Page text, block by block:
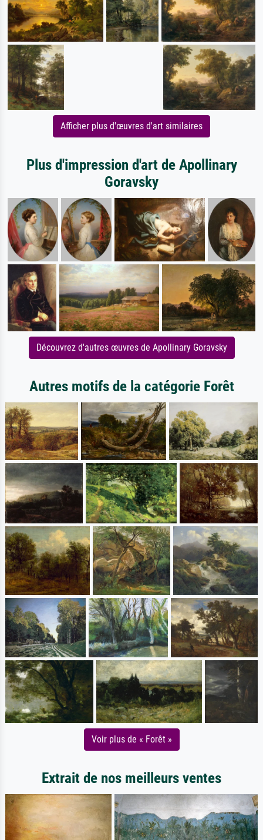
Afficher plus d'œuvres d'art similaires
Plus d'impression d'art de Apollinary
Goravsky
Découvrez d'autres œuvres de Apollinary Goravsky
Autres motifs de la catégorie Forêt
Voir plus de « Forêt »
Extrait de nos meilleurs ventes